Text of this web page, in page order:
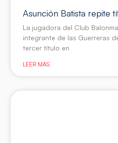
Asunción Batista repite
La jugadora del Club
integrante de las Guerreras
tercer título en
LEER MÁS